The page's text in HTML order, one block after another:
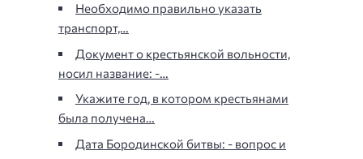
Необходимо правильно указать
транспорт,…
Документ о крестьянской вольности,
носил название: -…
Укажите год, в котором крестьянами
была получена…
Дата Бородинской битвы: - вопрос и